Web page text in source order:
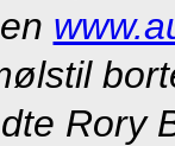
Rory